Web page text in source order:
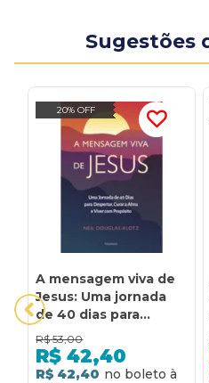
Sugestões
20% OFF
A mensagem viva de
Jesus: Uma jornada
de 40 dias para
despertar, curar a
alma e viver com
propósito
R$ 53,00
R$ 42,40
R$ 42,40